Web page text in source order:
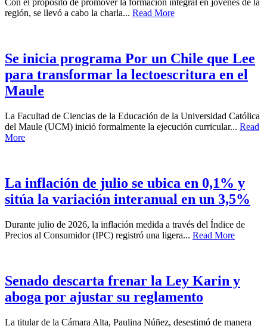
Con el propósito de promover la formación integral en jóvenes de la
región, se llevó a cabo la charla... Read More
Se inicia programa Por un Chile que Lee
para transformar la lectoescritura en el
Maule
La Facultad de Ciencias de la Educación de la Universidad Católica
del Maule (UCM) inició formalmente la ejecución curricular... Read
More
La inflación de julio se ubica en 0,1% y
sitúa la variación interanual en un 3,5%
Durante julio de 2026, la inflación medida a través del Índice de
Precios al Consumidor (IPC) registró una ligera... Read More
Senado descarta frenar la Ley Karin y
aboga por ajustar su reglamento
La titular de la Cámara Alta, Paulina Núñez, desestimó de manera